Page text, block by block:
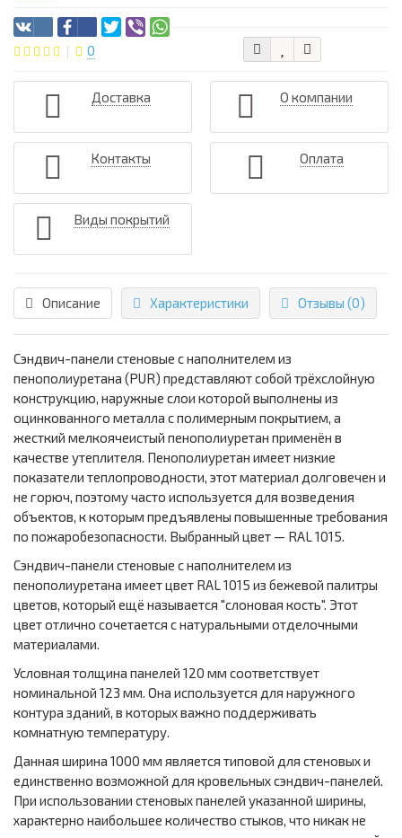
0
Доставка О компании
Контакты Оплата
Виды покрытий
Описание Характеристики Отзывы (0)
Сэндвич-панели стеновые с наполнителем из
пенополиуретана (PUR) представляют собой трёхслойную
конструкцию, наружные слои которой выполнены из
оцинкованного металла с полимерным покрытием, а
жесткий мелкоячеистый пенополиуретан применён в
качестве утеплителя. Пенополиуретан имеет низкие
показатели теплопроводности, этот материал долговечен и
не горюч, поэтому часто используется для возведения
объектов, к которым предъявлены повышенные требования
по пожаробезопасности. Выбранный цвет — RAL 1015.
Сэндвич-панели стеновые с наполнителем из
пенополиуретана имеет цвет RAL 1015 из бежевой палитры
цветов, который ещё называется "слоновая кость". Этот
цвет отлично сочетается с натуральными отделочными
материалами.
Условная толщина панелей 120 мм соответствует
номинальной 123 мм. Она используется для наружного
контура зданий, в которых важно поддерживать
комнатную температуру.
Данная ширина 1000 мм является типовой для стеновых и
единственно возможной для кровельных сэндвич-панелей.
При использовании стеновых панелей указанной ширины,
характерно наибольшее количество стыков, что никак не